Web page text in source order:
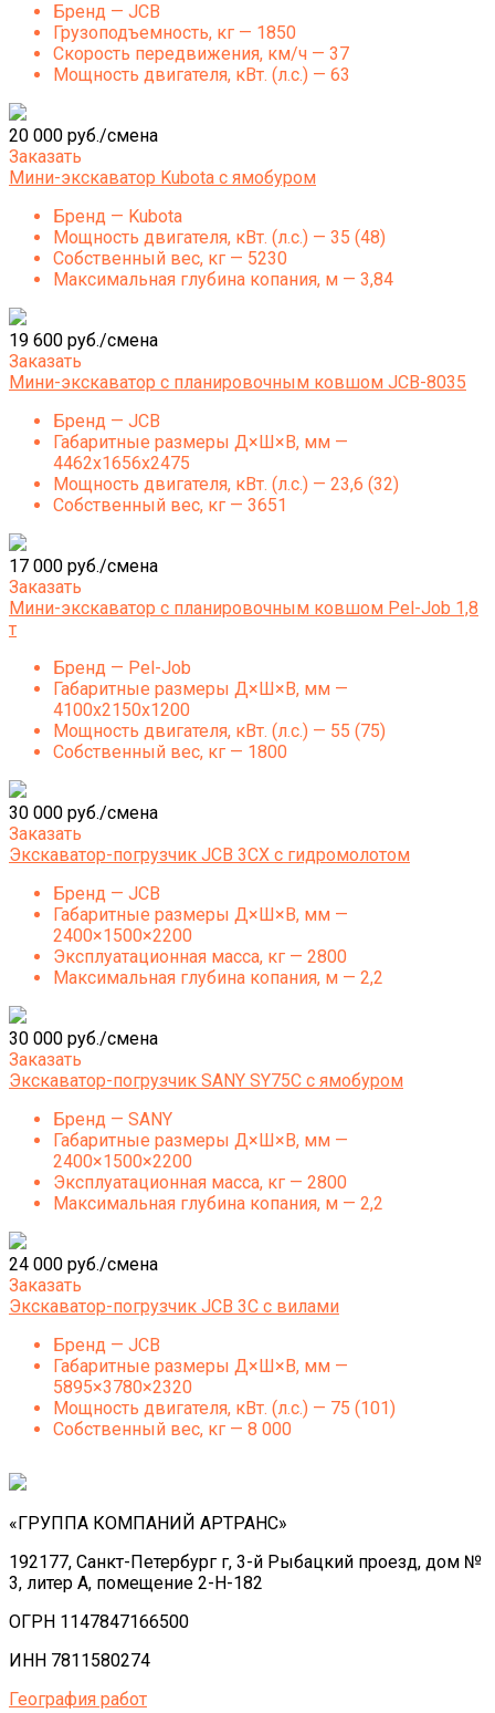
Бренд — JCB
Грузоподъемность, кг — 1850
Скорость передвижения, км/ч — 37
Мощность двигателя, кВт. (л.с.) — 63
20 000 руб./смена
Заказать
Мини-экскаватор Kubota с ямобуром
Бренд — Kubota
Мощность двигателя, кВт. (л.с.) — 35 (48)
Собственный вес, кг — 5230
Максимальная глубина копания, м — 3,84
19 600 руб./смена
Заказать
Мини-экскаватор с планировочным ковшом JCB-8035
Бренд — JCB
Габаритные размеры Д×Ш×В, мм —
4462x1656x2475
Мощность двигателя, кВт. (л.с.) — 23,6 (32)
Собственный вес, кг — 3651
17 000 руб./смена
Заказать
Мини-экскаватор с планировочным ковшом Pel-Job 1,8
т
Бренд — Pel-Job
Габаритные размеры Д×Ш×В, мм —
4100x2150x1200
Мощность двигателя, кВт. (л.с.) — 55 (75)
Собственный вес, кг — 1800
30 000 руб./смена
Заказать
Экскаватор-погрузчик JCB 3СХ с гидромолотом
Бренд — JCB
Габаритные размеры Д×Ш×В, мм —
2400×1500×2200
Эксплуатационная масса, кг — 2800
Максимальная глубина копания, м — 2,2
30 000 руб./смена
Заказать
Экскаватор-погрузчик SANY SY75C с ямобуром
Бренд — SANY
Габаритные размеры Д×Ш×В, мм —
2400×1500×2200
Эксплуатационная масса, кг — 2800
Максимальная глубина копания, м — 2,2
24 000 руб./смена
Заказать
Экскаватор-погрузчик JCB 3C с вилами
Бренд — JCB
Габаритные размеры Д×Ш×В, мм —
5895×3780×2320
Мощность двигателя, кВт. (л.с.) — 75 (101)
Собственный вес, кг — 8 000
«ГРУППА КОМПАНИЙ АРТРАНС»
192177, Санкт-Петербург г, 3-й Рыбацкий проезд, дом №
3, литер А, помещение 2-Н-182
ОГРН 1147847166500
ИНН 7811580274
География работ